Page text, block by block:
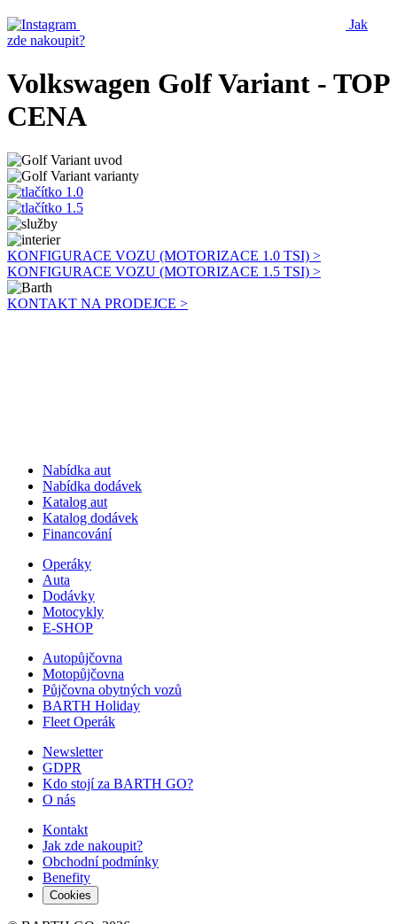
Jak
zde nakoupit?
Volkswagen Golf Variant - TOP
CENA
KONFIGURACE VOZU (MOTORIZACE 1.0 TSI) >
KONFIGURACE VOZU (MOTORIZACE 1.5 TSI) >
KONTAKT NA PRODEJCE >
Nabídka aut
Nabídka dodávek
Katalog aut
Katalog dodávek
Financování
Operáky
Auta
Dodávky
Motocykly
E-SHOP
Autopůjčovna
Motopůjčovna
Půjčovna obytných vozů
BARTH Holiday
Fleet Operák
Newsletter
GDPR
Kdo stojí za BARTH GO?
O nás
Kontakt
Jak zde nakoupit?
Obchodní podmínky
Benefity
Cookies